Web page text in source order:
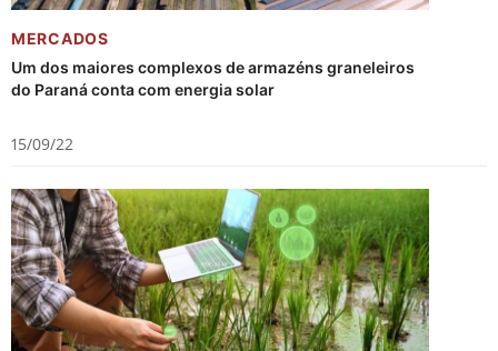
MERCADOS
Um dos maiores complexos de armazéns graneleiros
do Paraná conta com energia solar
15/09/22